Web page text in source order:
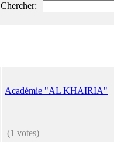
Chercher:
Académie "AL KHAIRIA"
(1 votes)